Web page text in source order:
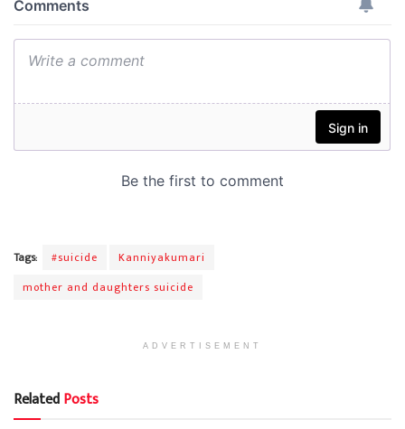
Tags: #suicide
Kanniyakumari
mother and daughters suicide
ADVERTISEMENT
RelatedPosts